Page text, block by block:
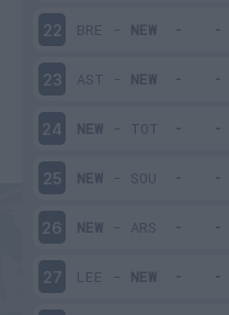
22 BRE - NEW
23 AST - NEW
24 NEW - TOT
25 NEW - SOU
26 NEW - ARS
27 LEE - NEW